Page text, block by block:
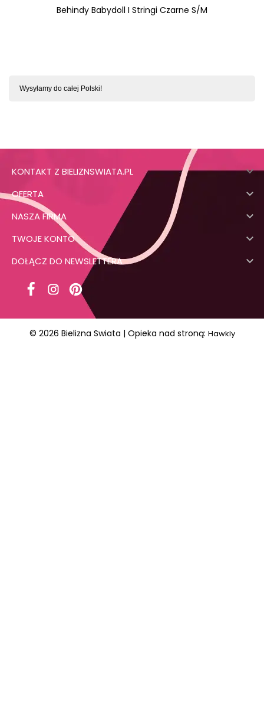
Behindy Babydoll I Stringi Czarne S/M
Wysyłamy do całej Polski!
KONTAKT Z BIELIZNSWIATA.PL 
OFERTA 
NASZA FIRMA 
TWOJE KONTO 
DOŁĄCZ DO NEWSLETTERA 
© 2026 Bielizna Swiata | Opieka nad stroną: Hawkly